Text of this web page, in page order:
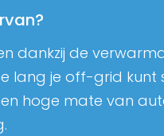
dankzij de
lang je off-grid
hoge mate van